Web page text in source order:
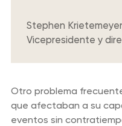
Stephen Krietemeyer
Vicepresidente y
Otro problema
que afectaban a su
eventos sin